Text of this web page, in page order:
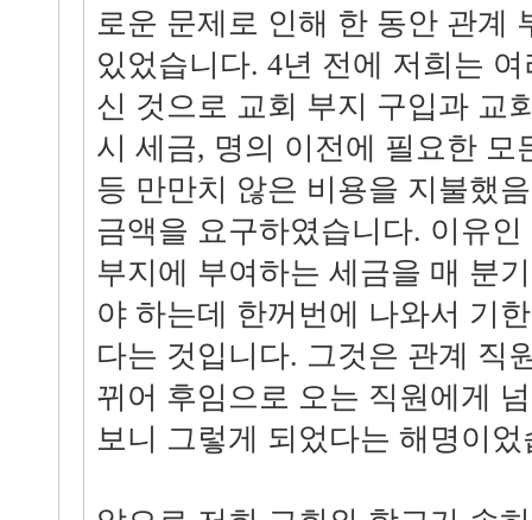
로운 문제로 인해 한 동안 관계
있었습니다. 4년 전에 저희는
신 것으로 교회 부지 구입과 교
시 세금, 명의 이전에 필요한 모
등 만만치 않은 비용을 지불했
금액을 요구하였습니다. 이유
부지에 부여하는 세금을 매 분
야 하는데 한꺼번에 나와서 기
다는 것입니다. 그것은 관계 직
뀌어 후임으로 오는 직원에게
보니 그렇게 되었다는 해명이었